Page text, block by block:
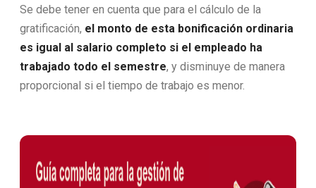
Se debe tener en cuenta que para el cálculo de la
gratificación, el monto de esta bonificación ordinaria
es igual al salario completo si el empleado ha
trabajado todo el semestre, y disminuye de manera
proporcional si el tiempo de trabajo es menor.